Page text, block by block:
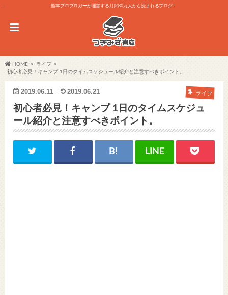
熊本プロブロガーが運営する月間30万人から読まれるブログ！
HOME
ライフ
初心者必見！キャンプ 1日のタイムスケジュール紹介と注意すべきポイント。
2019.06.11 2019.06.21 ライフ
初心者必見！キャンプ 1日のタイムスケジュ
ール紹介と注意すべきポイント。